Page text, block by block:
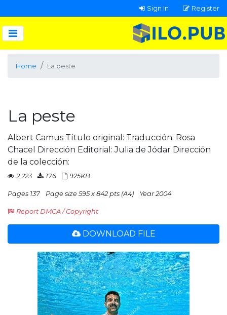
Sign In Register
Home La peste
La peste
Albert Camus Título original: Traducción: Rosa
Chacel Dirección Editorial: Julia de Jódar Dirección
de la colección:
2,223 176 925KB
Pages 137 Page size 595 x 842 pts (A4) Year 2004
Report DMCA / Copyright
DOWNLOAD FILE